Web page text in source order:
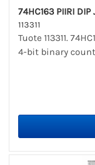
74HC163 PIIRI DIP
113311
Tuote 113311.
4-bit binary